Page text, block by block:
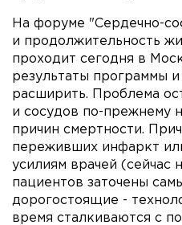
На форуме "Сердечно-
и продолжительность
проходит сегодня в
результаты программы
расширить. Проблема
и сосудов по-прежнему
причин смертности.
переживших инфаркт
усилиям врачей (сейчас
пациентов заточены
дорогостоящие -
время сталкиваются с